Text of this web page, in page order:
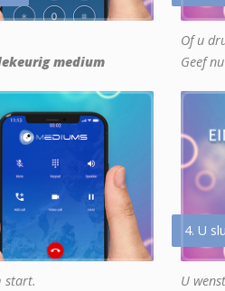
medium
Of u
Geef
start.
4. U
U